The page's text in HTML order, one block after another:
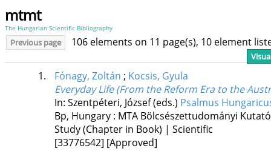
mtmt
The Hungarian Scientific Bibliography
Previous page 106 elements on 11 page(s), 10 element
1. Fónagy, Zoltán ; Kocsis, Gyula
Everyday Life (From the Reform Era to the
In: Szentpéteri, József (eds.) Psalmus
Bp, Hungary : MTA Bölcsészettudományi
Study (Chapter in Book) | Scientific
[33776542] [Approved]